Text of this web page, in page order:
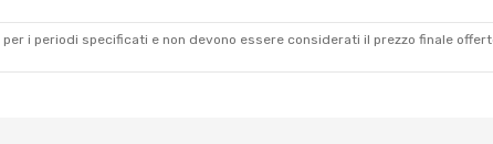
i periodi specificati e non devono essere considerati il ​​prezzo finale